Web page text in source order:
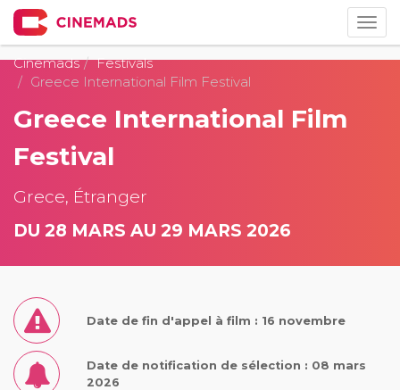
Cinemads
Festivals
Greece International Film Festival
Greece International Film
Festival
Grece, Étranger
DU 28 MARS AU 29 MARS 2026
Date de fin d'appel à film : 16 novembre
Date de notification de sélection : 08 mars
2026